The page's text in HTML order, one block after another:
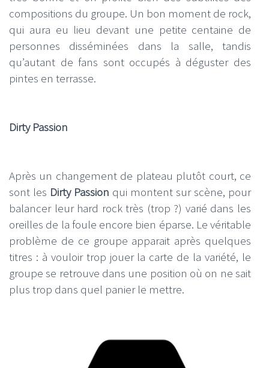
compositions du groupe. Un bon moment de rock,
qui aura eu lieu devant une petite centaine de
personnes disséminées dans la salle, tandis
qu’autant de fans sont occupés à déguster des
pintes en terrasse.
Dirty Passion
Après un changement de plateau plutôt court, ce
sont les Dirty Passion qui montent sur scène, pour
balancer leur hard rock très (trop ?) varié dans les
oreilles de la foule encore bien éparse. Le véritable
problème de ce groupe apparait après quelques
titres : à vouloir trop jouer la carte de la variété, le
groupe se retrouve dans une position où on ne sait
plus trop dans quel panier le mettre.